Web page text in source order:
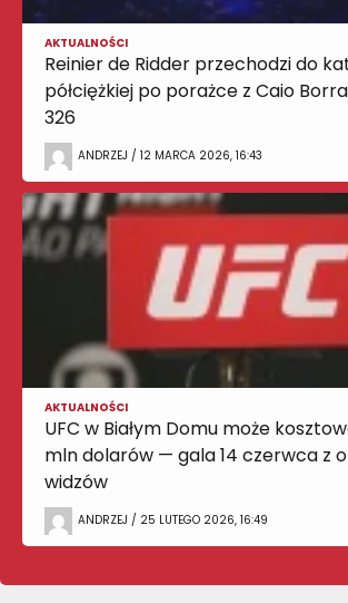
AKTUALNOŚCI
Reinier de Ridder przechodzi do
półciężkiej po porażce z Caio
326
ANDRZEJ / 12 MARCA 2026, 16:43
AKTUALNOŚCI
UFC w Białym Domu może
mln dolarów — gala 14 czerwca z
widzów
ANDRZEJ / 25 LUTEGO 2026, 16:49